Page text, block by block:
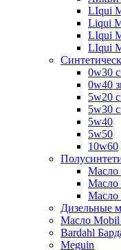
LIqui
Liqui
LIqui
LIqui
0w30
0w40
5w20
5w30
5w40
5w50
10w60
Масло
Масло
Масло
Дизельные
Масло Mobil
Bardahl
Meguin